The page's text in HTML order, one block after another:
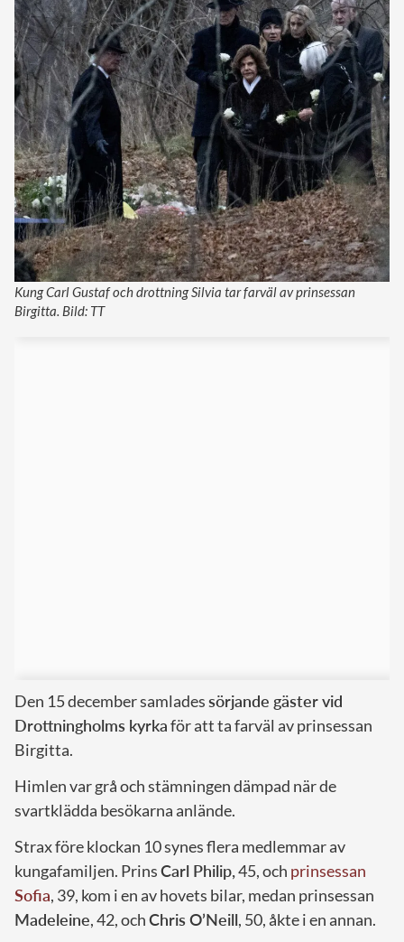
Kung Carl Gustaf och drottning Silvia tar farväl av prinsessan
Birgitta. Bild: TT
Den 15 december samladessörjande gäster vid
Drottningholms kyrkaför att ta farväl av prinsessan
Birgitta.
Himlen var grå och stämningen dämpad när de
svartklädda besökarna anlände.
Strax före klockan 10 synes flera medlemmar av
kungafamiljen. PrinsCarl Philip,45, och prinsessan
Sofia, 39, kom i en av hovets bilar, medan prinsessan
Madeleine, 42, ochChris O’Neill, 50, åkte i en annan.